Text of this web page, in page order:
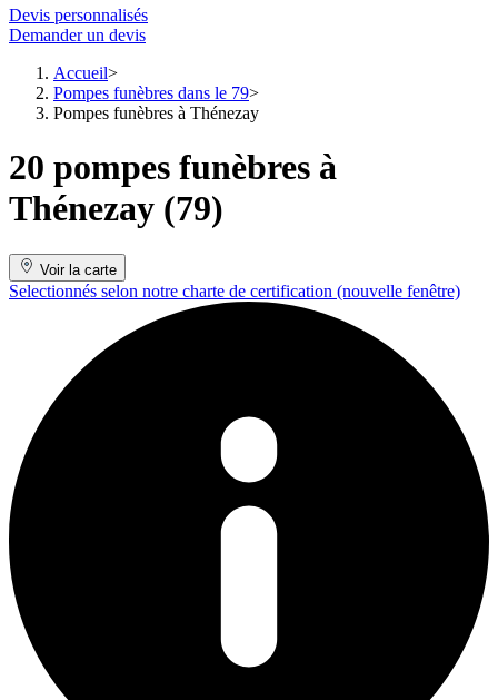
Devis personnalisés
Demander un devis
Accueil
Pompes funèbres dans le 79
Pompes funèbres à Thénezay
20 pompes funèbres à
Thénezay (79)
Voir la carte
Selectionnés selon notre charte de certification (nouvelle fenêtre)